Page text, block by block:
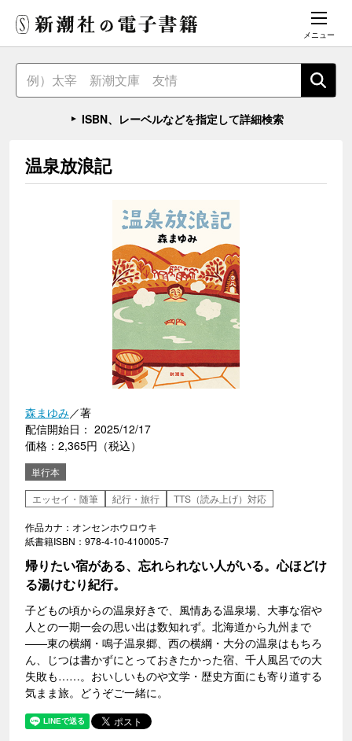
メニュー
ISBN、レーベルなどを指定して詳細検索
温泉放浪記
森まゆみ／著
配信開始日： 2025/12/17
価格：2,365円（税込）
単行本
エッセイ・随筆
紀行・旅行 TTS（読み上げ）対応
作品カナ：オンセンホウロウキ
紙書籍ISBN：978-4-10-410005-7
帰りたい宿がある、忘れられない人がいる。心ほどけ
る湯けむり紀行。
子どもの頃からの温泉好きで、風情ある温泉場、大事な宿や
人との一期一会の思い出は数知れず。北海道から九州まで
――東の横綱・鳴子温泉郷、西の横綱・大分の温泉はもちろ
ん、じつは書かずにとっておきたかった宿、千人風呂での大
失敗も……。おいしいものや文学・歴史方面にも寄り道する
気まま旅。どうぞご一緒に。